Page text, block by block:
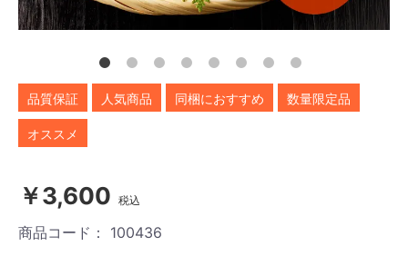
品質保証 人気商品 同梱におすすめ 数量限定品
オススメ
￥3,600 税込
商品コード： 100436